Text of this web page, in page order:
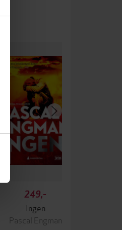
249,-
Ingen
Pascal Engman